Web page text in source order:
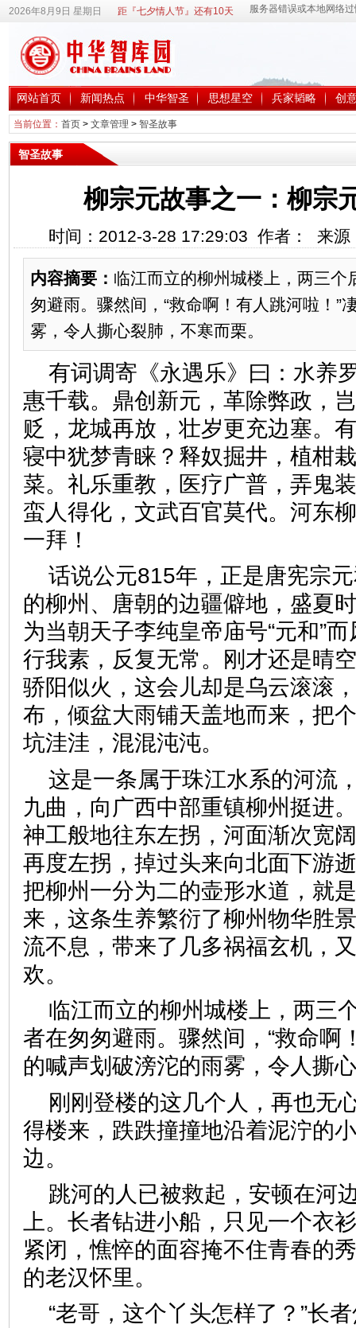
2026年8月9日 星期日 距『七夕情人节』还有10天
网站首页 新闻热点 中华智圣 思想星空 兵家韬略 创
当前位置： 首页> 文章管理 > 智圣故事
智圣故事
柳宗元故事之一：柳宗
时间：2012-3-28 17:29:03 作者： 来
内容摘要： 临江而立的柳州城楼上，两三个
匆避雨。骤然间，“救命啊！有人跳河啦！”
雾，令人撕心裂肺，不寒而栗。
有词调寄《永遇乐》曰：水养
惠千载。鼎创新元，革除弊政，
贬，龙城再放，壮岁更充边塞。
寝中犹梦青睐？释奴掘井，植柑
菜。礼乐重教，医疗广普，弄鬼
蛮人得化，文武百官莫代。河东
一拜！
话说公元815年，正是唐宪宗
的柳州、唐朝的边疆僻地，盛夏
为当朝天子李纯皇帝庙号“元和”
行我素，反复无常。刚才还是晴
骄阳似火，这会儿却是乌云滚滚
布，倾盆大雨铺天盖地而来，把
坑洼洼，混混沌沌。
这是一条属于珠江水系的河流
九曲，向广西中部重镇柳州挺进
神工般地往东左拐，河面渐次宽
再度左拐，掉过头来向北面下游
把柳州一分为二的壶形水道，就
来，这条生养繁衍了柳州物华胜
流不息，带来了几多祸福玄机，
欢。
临江而立的柳州城楼上，两三
者在匆匆避雨。骤然间，“救命啊
的喊声划破滂沱的雨雾，令人撕
刚刚登楼的这几个人，再也无
得楼来，跌跌撞撞地沿着泥泞的
边。
跳河的人已被救起，安顿在河
上。长者钻进小船，只见一个衣
紧闭，憔悴的面容掩不住青春的
的老汉怀里。
“老哥，这个丫头怎样了？”长